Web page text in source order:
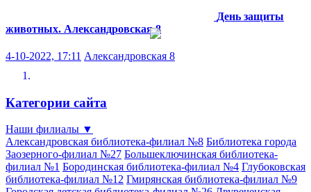
День защиты
животных. Александровская 8
4-10-2022, 17:11 Александровская 8
Категории сайта
Наши филиалы ▼
Александровская библиотека-филиал №8 Библиотека города
Заозерного-филиал №27 Большеключинская библиотека-
филиал №1 Бородинская библиотека-филиал №4 Глубоковская
библиотека-филиал №12 Гмирянская библиотека-филиал №9